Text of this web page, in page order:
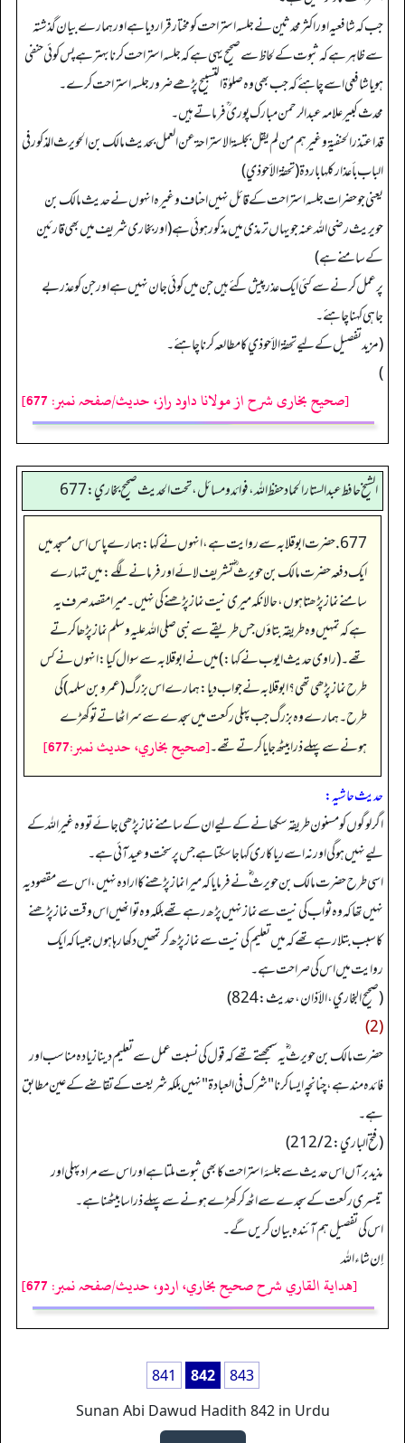
جب کہ شافعیہ اور اکثر محدثین نے جلسہ استراحت کو مختار قرار دیا ہے اور ہمارے بیان گذشتہ
سے ظاہر ہے کہ ثبوت کے لحاظ سے صحیح یہی ہے کہ جلسہ استراحت کرنا بہتر ہے پس کوئی حنفی
ہو یا شافعی اسے چاہئے کہ جب بھی وہ صلوٰۃ التسبیح پڑھے ضرور جلسہ استراحت کرے۔
محدث کبیر علامہ عبدالرحمن مبارک پوری ؒ فرماتے ہیں۔
قد اعتذر الحنفیة وغیرهم من لم یقل بجلسة الاستراحة عن العمل بحدیث مالك بن الحویرث المذکور في
الباب بأعذار کلها باردة (تحفة الأحوذي)
یعنی جو حضرات جلسہ استراحت کے قائل نہیں احناف وغیرہ انہوں نے حدیث مالک بن
حویریث رضی اللہ عنہ جو یہاں ترمذی میں مذکور ہوئی ہے (اور بخاری شریف میں بھی قارئین
کے سامنے ہے)
پر عمل کرنے سے کئی ایک عذر پیش کئے ہیں جن میں کوئی جان نہیں ہے اور جن کو عذر بے
جاہی کہنا چاہئے۔
(مزید تفصیل کے لیے تحفة الأحوذي کا مطالعہ کرنا چاہئے۔
)
[صحیح بخاری شرح از مولانا داود راز، حدیث/صفحہ نمبر: 677]
الشيخ حافط عبدالستار الحماد حفظ الله، فوائد و مسائل، تحت الحديث صحيح بخاري:677
677. حضرت ابوقلابہ سے روایت ہے، انہوں نے کہا: ہمارے پاس اس مسجد میں
ایک دفعہ حضرت مالک بن حویرث ؓ تشریف لائے اور فرمانے لگے: میں تمہارے
سامنے نماز پڑھتا ہوں، حالانکہ میری نیت نماز پڑھنے کی نہیں۔ میرا مقصد صرف یہ
ہے کہ تمہیں وہ طریقہ بتاؤں جس طریقے سے نبی صلی اللہ علیہ وسلم نماز پڑھا کرتے
تھے۔ (راوی حدیث ایوب نے کہا:) میں نے ابوقلابہ سے سوال کیا: انہوں نے کس
طرح نماز پڑھی تھی؟ ابوقلابہ نے جواب دیا: ہمارے اس بزرگ (عمرو بن سلمہ) کی
طرح۔ ہمارے وہ بزرگ جب پہلی رکعت میں سجدے سے سر اٹھاتے تو کھڑے
ہونے سے پہلے ذرا بیٹھ جایا کرتے تھے۔[صحيح بخاري، حديث نمبر:677]
حدیث حاشیہ:
اگر لوگوں کو مسنون طریقہ سکھانے کے لیے ان کے سامنے نماز پڑھی جائے تو وہ غیراللہ کے
لیے نہیں ہوگی اور نہ اسے ریاکاری کہا جا سکتا ہے جس پر سخت وعید آئی ہے۔
اسی طرح حضرت مالک بن حویرث ؓ نے فرمایا کہ میرا نماز پڑھنے کا ارادہ نہیں، اس سے مقصود یہ
نہیں تھا کہ وہ ثواب کی نیت سے نماز نہیں پڑھ رہے تھے بلکہ وہ تو انھیں اس وقت نماز پڑھنے
کا سبب بتلا رہے تھے کہ میں تعلیم کی نیت سے نماز پڑھ کر تمھیں دکھا رہا ہوں جیسا کہ ایک
روایت میں اس کی صراحت ہے۔
(صحیح البخاري، الأذان، حدیث: 824)
(2)
حضرت مالک بن حویرث ؓ یہ سمجھتے تھے کہ قول کی نسبت عمل سے تعلیم دینا زیادہ مناسب اور
فائدہ مند ہے، چنانچہ ایسا کرنا "شرك في العبادة" نہیں بلکہ شریعت کے تقاضے کے عین مطابق
ہے۔
(فتح الباري: 212/2)
مذید برآں اس حدیث سے جلسۂ استراحت کا بھی ثبوت ملتا ہے اور اس سے مراد پہلی اور
تیسری رکعت کے سجدے سے اٹھ کر کھڑے ہونے سے پہلے ذرا سا بیٹھنا ہے۔
اس کی تفصیل ہم آئندہ بیان کریں گے۔
إن شاءالله
[هداية القاري شرح صحيح بخاري، اردو، حدیث/صفحہ نمبر: 677]
841 842
843
Sunan Abi Dawud Hadith 842 in Urdu